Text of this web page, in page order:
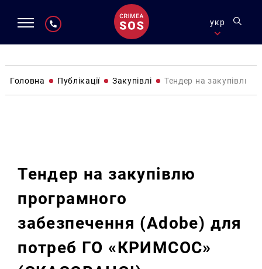
укр
Головна Публікації Закупівлі Тендер на закупівлю
Тендер на закупівлю
програмного
забезпечення (Аdobe) для
потреб ГО «КРИМСОС»